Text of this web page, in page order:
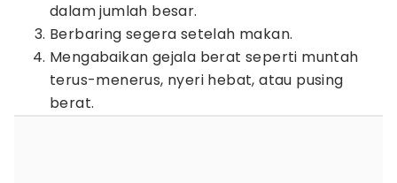
dalam jumlah besar.
Berbaring segera setelah makan.
Mengabaikan gejala berat seperti muntah
terus-menerus, nyeri hebat, atau pusing
berat.